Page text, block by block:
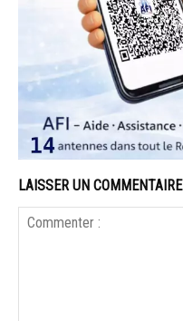
LAISSER UN COMMENTAIRE